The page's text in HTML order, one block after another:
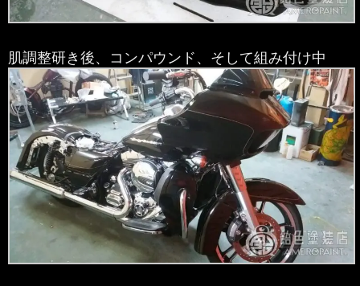
肌調整研き後、コンパウンド、そして組み付け中